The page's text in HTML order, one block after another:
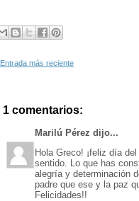
Entrada más reciente
1 comentarios:
Marilú Pérez dijo...
Hola Greco! ¡feliz día
sentido. Lo que has
alegría y determinación
padre que ese y la paz
Felicidades!!